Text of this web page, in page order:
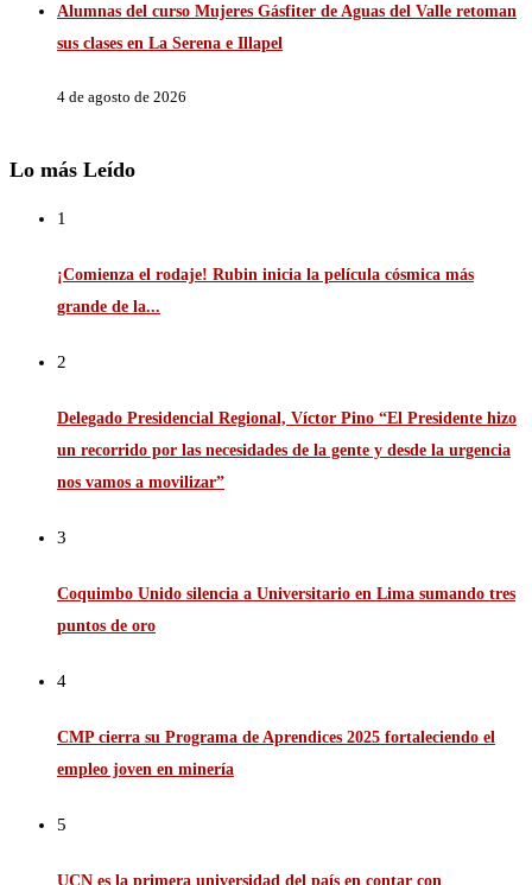
Alumnas del curso Mujeres Gásfiter de Aguas del Valle retoman
sus clases en La Serena e Illapel
4 de agosto de 2026
Lo más Leído
1
¡Comienza el rodaje! Rubin inicia la película cósmica más
grande de la...
2
Delegado Presidencial Regional, Víctor Pino “El Presidente hizo
un recorrido por las necesidades de la gente y desde la urgencia
nos vamos a movilizar”
3
Coquimbo Unido silencia a Universitario en Lima sumando tres
puntos de oro
4
CMP cierra su Programa de Aprendices 2025 fortaleciendo el
empleo joven en minería
5
UCN es la primera universidad del país en contar con